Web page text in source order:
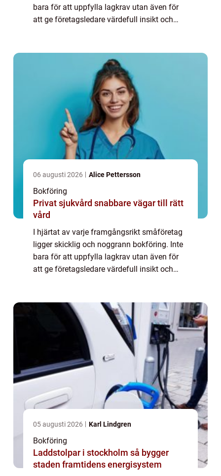
bara för att uppfylla lagkrav utan även för
att ge företagsledare värdefull insikt och
06 augusti 2026 Alice Pettersson
Bokföring
Privat sjukvård snabbare vägar till rätt
vård
I hjärtat av varje framgångsrikt småföretag
ligger skicklig och noggrann bokföring. Inte
bara för att uppfylla lagkrav utan även för
att ge företagsledare värdefull insikt och
05 augusti 2026 Karl Lindgren
Bokföring
Laddstolpar i stockholm så bygger
staden framtidens energisystem